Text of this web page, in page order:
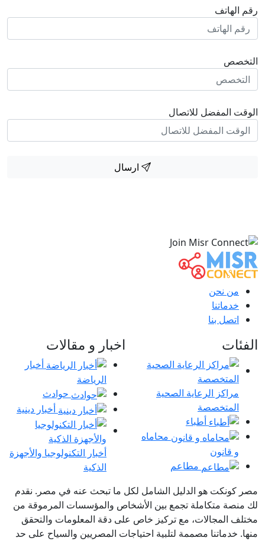
رقم الهاتف
التخصص
الوقت المفضل للاتصال
ارسال
من نحن
خدماتنا
اتصل بنا
الفئات
مراكز الرعاية الصحية
المتخصصة
أطباء
محاماه
و قانون
مطاعم
اخبار و مقالات
أخبار
الرياضة
حوادث
أخبار دينية
أخبار التكنولوجيا والأجهزة
الذكية
مصر كونكت هو الدليل الشامل لكل ما تبحث عنه في مصر. نقدم
لك منصة متكاملة تجمع بين الأشخاص والمؤسسات المرموقة من
مختلف المجالات، مع تركيز خاص على دقة المعلومات والتحقق
منها. خدماتنا مصممة لتلبية احتياجات المصريين والسياح على حد